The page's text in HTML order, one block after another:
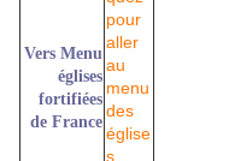
Vers Menu
églises
fortifiées
de France